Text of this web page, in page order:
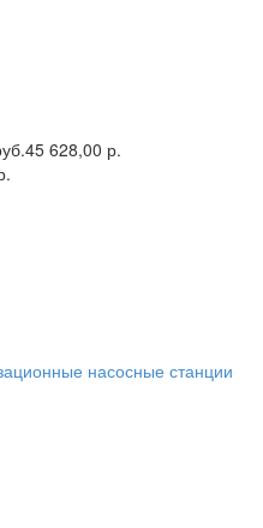
45 628,00 р.
насосные станции